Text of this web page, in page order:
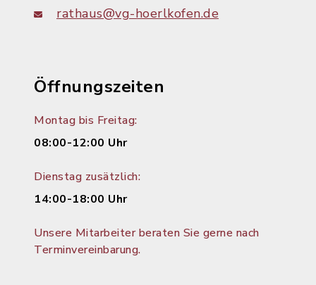
rathaus@vg-hoerlkofen.de
Öffnungszeiten
Montag bis Freitag:
08:00-12:00 Uhr
Dienstag zusätzlich:
14:00-18:00 Uhr
Unsere Mitarbeiter beraten Sie gerne nach
Terminvereinbarung.